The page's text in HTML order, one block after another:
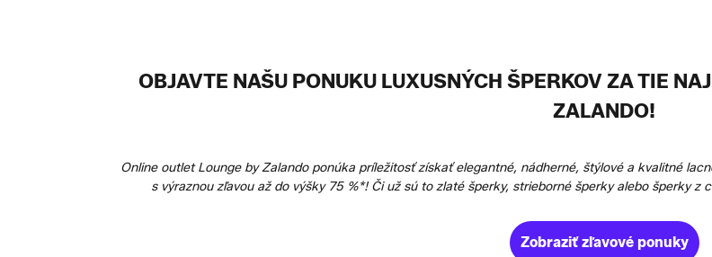
OBJAVTE NAŠU PONUKU LUXUSNÝCH ŠPERKOV ZA TIE
ZALANDO!
Online outlet Lounge by Zalando ponúka príležitosť získať elegantné, nádherné, štýlové a kvalitné
s výraznou zľavou až do výšky 75 %*! Či už sú to zlaté šperky, strieborné šperky alebo šperky
Zobraziť zľavové ponuky